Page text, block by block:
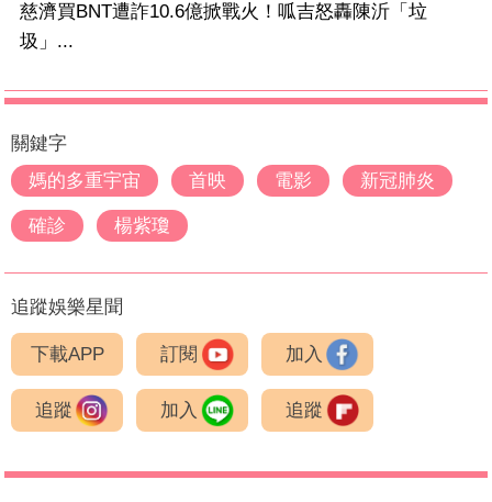
慈濟買BNT遭詐10.6億掀戰火！呱吉怒轟陳沂「垃
圾」...
關鍵字
媽的多重宇宙
首映 電影 新冠肺炎
確診 楊紫瓊
追蹤娛樂星聞
下載APP 訂閱 加入
追蹤 加入 追蹤